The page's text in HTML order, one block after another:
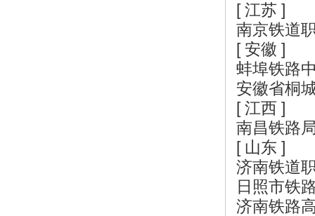
[ 江苏 ]
南京铁道
[ 安徽 ]
蚌埠铁路
安徽省桐
[ 江西 ]
南昌铁路
[ 山东 ]
济南铁道
日照市铁
济南铁路